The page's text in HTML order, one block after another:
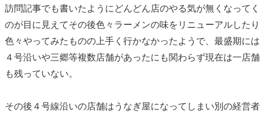
訪問記事でも書いたようにどんどん店のやる気が無くなってく
のが目に見えてその後色々ラーメンの味をリニューアルしたり
色々やってみたものの上手く行かなかったようで、最盛期には
４号沿いや三郷等複数店舗があったにも関わらず現在は一店舗
も残っていない。
その後４号線沿いの店舗はうなぎ屋になってしまい別の経営者